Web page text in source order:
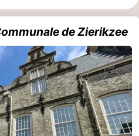
de Zierikzee